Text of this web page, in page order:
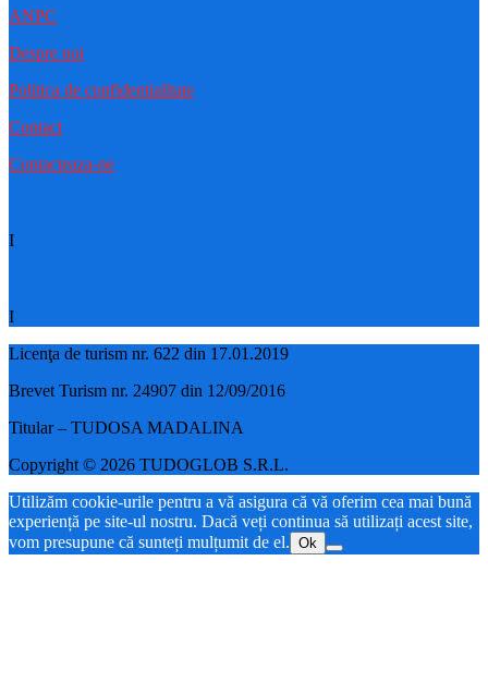
ANPC
Despre noi
Politica de confidentialitate
Contact
Contacteaza-ne
I
I
Licenţa de turism nr. 622 din 17.01.2019
Brevet Turism nr. 24907 din 12/09/2016
Titular – TUDOSA MADALINA
Copyright © 2026 TUDOGLOB S.R.L.
Utilizăm cookie-urile pentru a vă asigura că vă oferim cea mai bună
experiență pe site-ul nostru. Dacă veți continua să utilizați acest site,
vom presupune că sunteți mulțumit de el. Ok